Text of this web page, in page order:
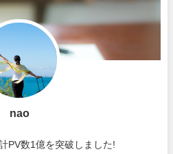
nao
PV数1億を突破しました!